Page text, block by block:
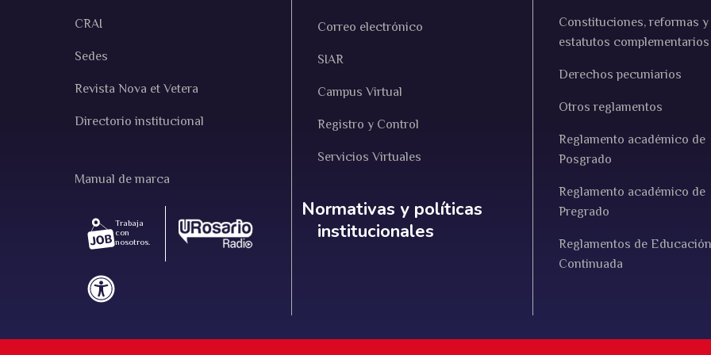
CRAI
Sedes
Revista Nova et Vetera
Directorio institucional
Manual de marca
Trabaja
con
nosotros.
Correo electrónico
SIAR
Campus Virtual
Registro y Control
Servicios Virtuales
Normativas y políticas institucionales
Normativas y políticas
institucionales
Constituciones, reformas y
estatutos complementarios
Derechos pecuniarios
Otros reglamentos
Reglamento académico de
Posgrado
Reglamento académico de
Pregrado
Reglamentos de Educación
Continuada